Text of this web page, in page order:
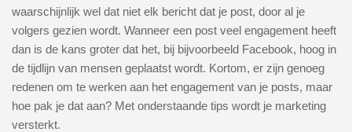
waarschijnlijk wel dat niet elk bericht dat je post, door al je
volgers gezien wordt. Wanneer een post veel engagement heeft
dan is de kans groter dat het, bij bijvoorbeeld Facebook, hoog in
de tijdlijn van mensen geplaatst wordt. Kortom, er zijn genoeg
redenen om te werken aan het engagement van je posts, maar
hoe pak je dat aan? Met onderstaande tips wordt je marketing
versterkt.